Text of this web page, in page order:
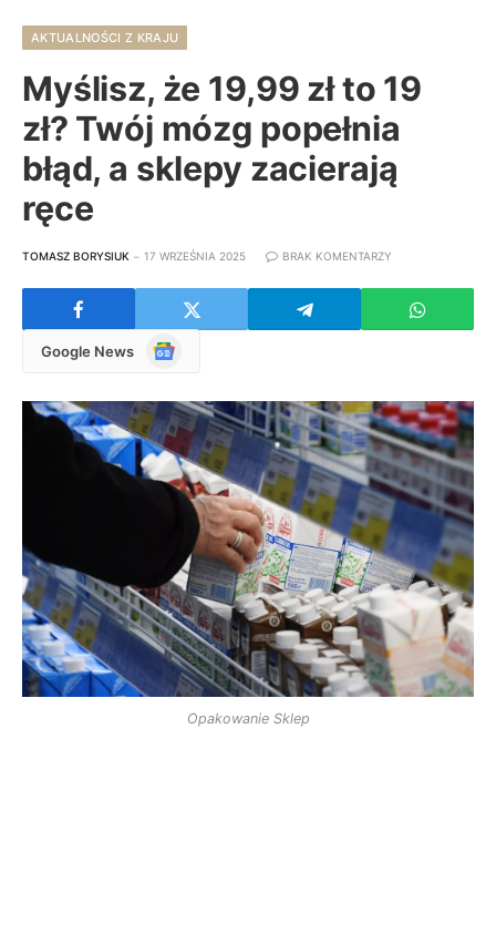
AKTUALNOŚCI Z KRAJU
Myślisz, że 19,99 zł to 19
zł? Twój mózg popełnia
błąd, a sklepy zacierają
ręce
TOMASZ BORYSIUK 17 WRZEŚNIA 2025 BRAK KOMENTARZY
Google News
Google
Opakowanie Sklep